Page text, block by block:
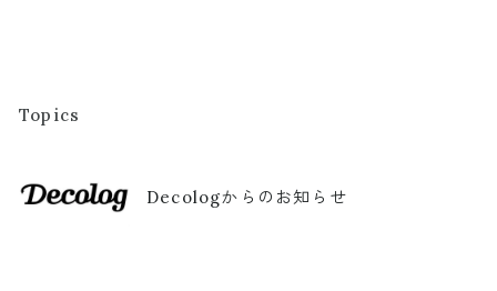
Topics
Decologからのお知らせ